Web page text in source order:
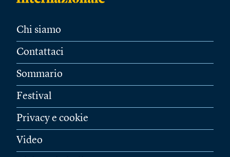
Chi siamo
Contattaci
Sommario
Festival
Privacy e cookie
Video